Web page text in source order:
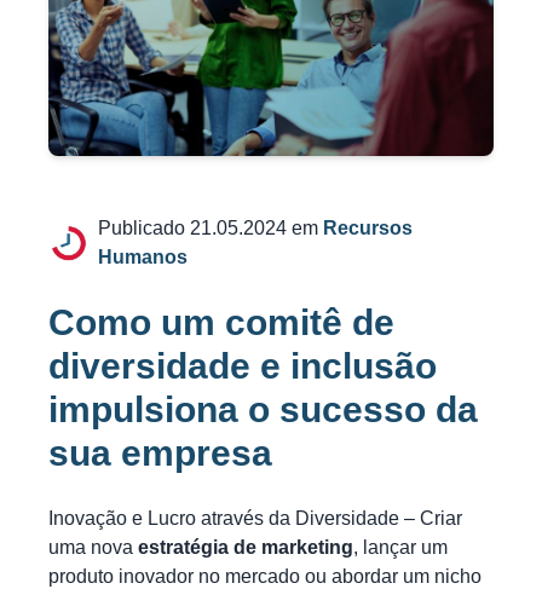
Publicado 21.05.2024 em Recursos
Humanos
Como um comitê de
diversidade e inclusão
impulsiona o sucesso da
sua empresa
Inovação e Lucro através da Diversidade – Criar
uma nova estratégia de marketing, lançar um
produto inovador no mercado ou abordar um nicho